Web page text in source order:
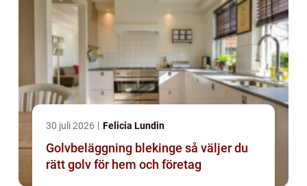
30 juli 2026 Felicia Lundin
Golvbeläggning blekinge så väljer du
rätt golv för hem och företag